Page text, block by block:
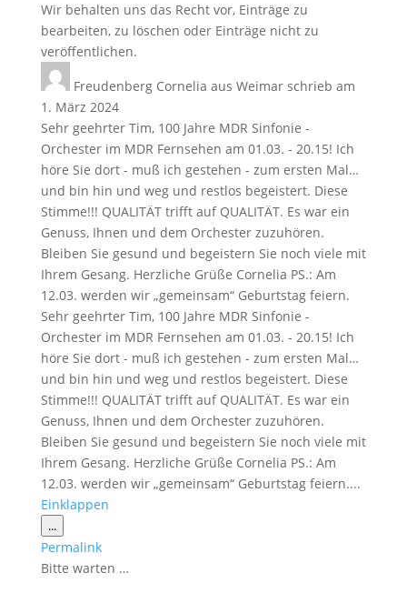
Wir behalten uns das Recht vor, Einträge zu
bearbeiten, zu löschen oder Einträge nicht zu
veröffentlichen.
Freudenberg Cornelia aus Weimar schrieb am
1. März 2024
Sehr geehrter Tim, 100 Jahre MDR Sinfonie -
Orchester im MDR Fernsehen am 01.03. - 20.15! Ich
höre Sie dort - muß ich gestehen - zum ersten Mal…
und bin hin und weg und restlos begeistert. Diese
Stimme!!! QUALITÄT trifft auf QUALITÄT. Es war ein
Genuss, Ihnen und dem Orchester zuzuhören.
Bleiben Sie gesund und begeistern Sie noch viele mit
Ihrem Gesang. Herzliche Grüße Cornelia PS.: Am
12.03. werden wir „gemeinsam“ Geburtstag feiern.
Sehr geehrter Tim, 100 Jahre MDR Sinfonie -
Orchester im MDR Fernsehen am 01.03. - 20.15! Ich
höre Sie dort - muß ich gestehen - zum ersten Mal…
und bin hin und weg und restlos begeistert. Diese
Stimme!!! QUALITÄT trifft auf QUALITÄT. Es war ein
Genuss, Ihnen und dem Orchester zuzuhören.
Bleiben Sie gesund und begeistern Sie noch viele mit
Ihrem Gesang. Herzliche Grüße Cornelia PS.: Am
12.03. werden wir „gemeinsam“ Geburtstag feiern....
Einklappen
...Diese
Metabox
ein-/ausblenden.
Permalink
Bitte warten …